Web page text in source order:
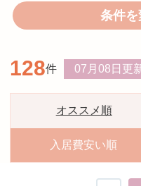
老人ホームの種類
スタッフ紹介
おすすめ施設特集
条件
128件 07月08日 更
オススメ順
入居費安い順